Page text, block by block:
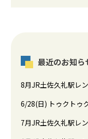
最近のお知ら
8月JR土佐久礼駅レ
6/28(日) トゥクトゥ
7月JR土佐久礼駅レ